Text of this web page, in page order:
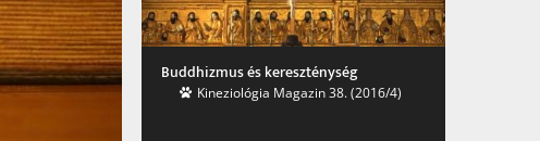
Buddhizmus és keresz­ténység
Kinezio­lógia Maga­zin 38. (2016/4)